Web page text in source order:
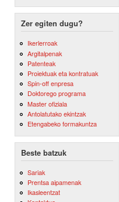
Zer egiten dugu?
Ikerlerroak
Argitalpenak
Patenteak
Proiektuak eta kontratuak
Spin-off enpresa
Doktorego programa
Master ofiziala
Antolatutako ekintzak
Etengabeko formakuntza
Beste batzuk
Sariak
Prentsa aipamenak
Ikasleentzat